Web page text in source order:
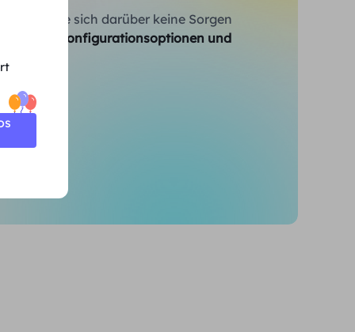
Sie sich darüber keine Sorgen
Konfigurationsoptionen und